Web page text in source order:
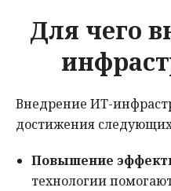
Для чего
Внедрение ИТ-
достижения
Повышение
технологии